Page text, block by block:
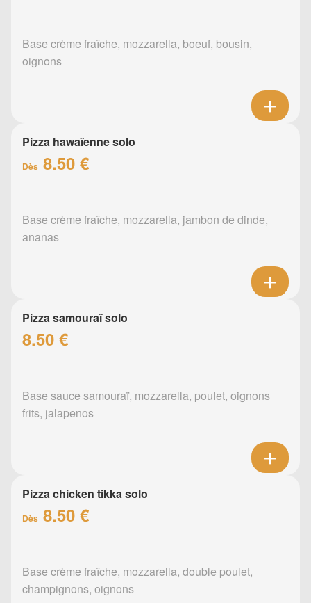
Base crème fraîche, mozzarella, boeuf, bousin,
oignons
Pizza hawaïenne solo
Dès 8.50 €
Base crème fraîche, mozzarella, jambon de dinde,
ananas
Pizza samouraï solo
8.50 €
Base sauce samouraï, mozzarella, poulet, oignons
frits, jalapenos
Pizza chicken tikka solo
Dès 8.50 €
Base crème fraîche, mozzarella, double poulet,
champignons, oignons